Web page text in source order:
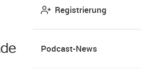
Registrierung
Podcast-News